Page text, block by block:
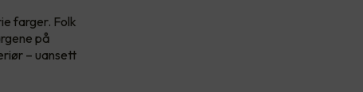
farger. Folk
på
– uansett